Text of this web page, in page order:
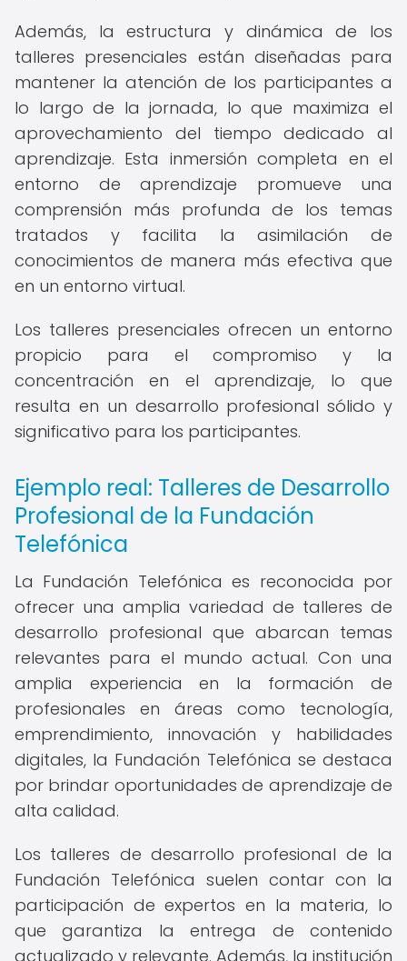
Además, la estructura y dinámica de los
talleres presenciales están diseñadas para
mantener la atención de los participantes a
lo largo de la jornada, lo que maximiza el
aprovechamiento del tiempo dedicado al
aprendizaje. Esta inmersión completa en el
entorno de aprendizaje promueve una
comprensión más profunda de los temas
tratados y facilita la asimilación de
conocimientos de manera más efectiva que
en un entorno virtual.
Los talleres presenciales ofrecen un entorno
propicio para el compromiso y la
concentración en el aprendizaje, lo que
resulta en un desarrollo profesional sólido y
significativo para los participantes.
Ejemplo real: Talleres de Desarrollo
Profesional de la Fundación
Telefónica
La Fundación Telefónica es reconocida por
ofrecer una amplia variedad de talleres de
desarrollo profesional que abarcan temas
relevantes para el mundo actual. Con una
amplia experiencia en la formación de
profesionales en áreas como tecnología,
emprendimiento, innovación y habilidades
digitales, la Fundación Telefónica se destaca
por brindar oportunidades de aprendizaje de
alta calidad.
Los talleres de desarrollo profesional de la
Fundación Telefónica suelen contar con la
participación de expertos en la materia, lo
que garantiza la entrega de contenido
actualizado y relevante. Además, la institución